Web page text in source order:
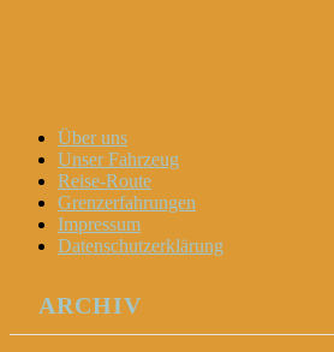
Menu
Widgets
Search
Skip
content
Über uns
Unser Fahrzeug
Reise-Route
Grenzerfahrungen
Impressum
Datenschutzerklärung
ARCHIV